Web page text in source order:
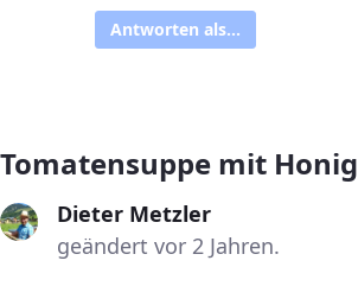
Antworten als...
Tomatensuppe mit Honig
Dieter Metzler
geändert vor 2 Jahren.